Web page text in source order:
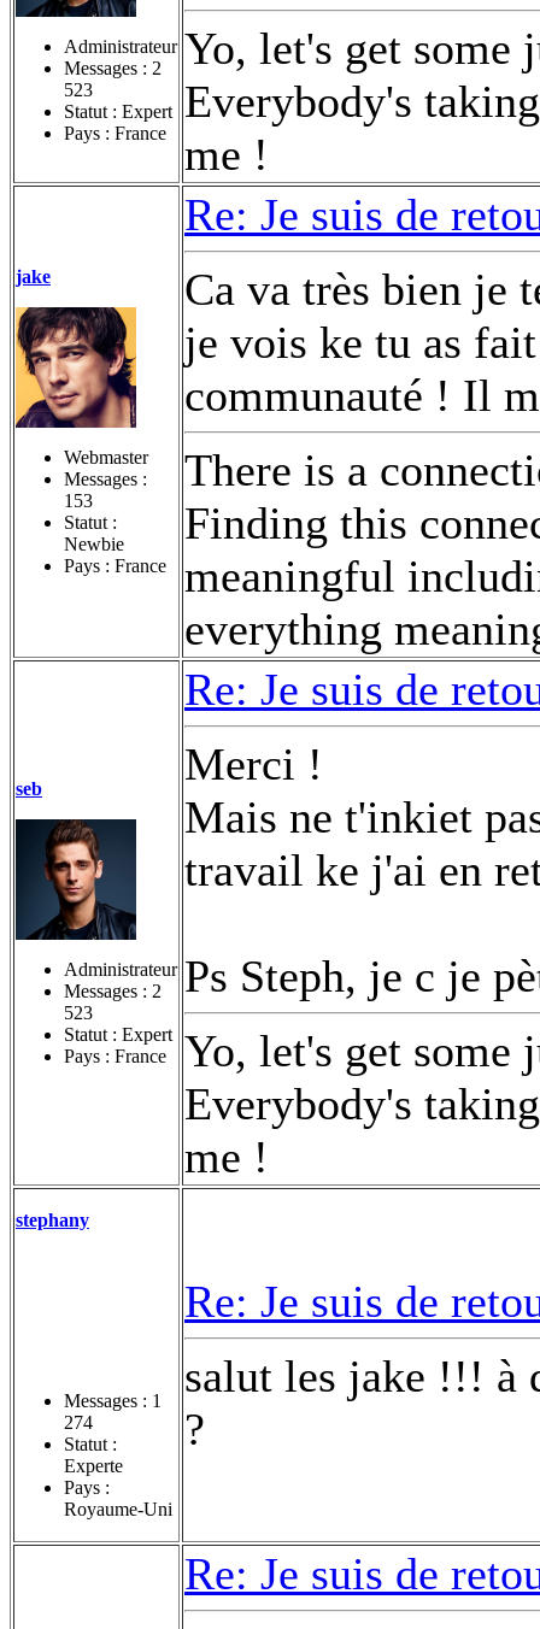
Administrateur
Messages : 2
523
Statut : Expert
Pays : France
Yo, let's get some
Everybody's
me !
jake
Webmaster
Messages :
153
Statut :
Newbie
Pays : France
Re: Je suis de
Ca va très bien je
je vois ke tu as
communauté ! Il
There is a
Finding this
meaningful
everything
seb
Administrateur
Messages : 2
523
Statut : Expert
Pays : France
Re: Je suis de
Merci !
Mais ne t'inkiet
travail ke j'ai en
Ps Steph, je c je
Yo, let's get some
Everybody's
me !
stephany
Messages : 1
274
Statut :
Experte
Pays :
Royaume-Uni
Re: Je suis de
salut les jake !!! à
?
Re: Je suis de